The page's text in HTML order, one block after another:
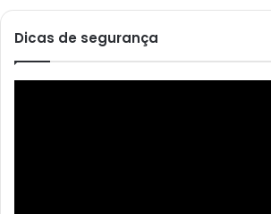
Dicas de segurança